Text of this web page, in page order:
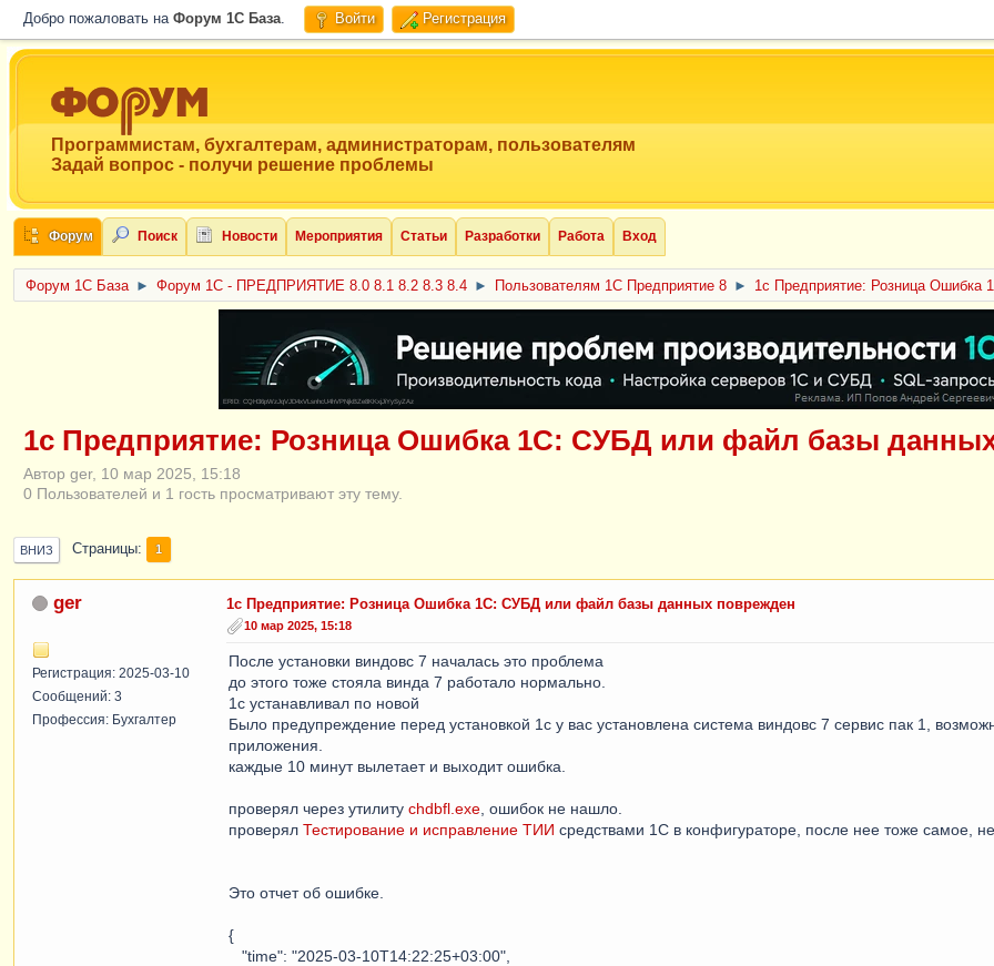
Добро пожаловать на Форум 1C База. Войти Регистрация
Программистам, бухгалтерам, администраторам, пользователям
Задай вопрос - получи решение проблемы
Форум Поиск Новости Мероприятия Статьи Разработки Работа Вход
Форум 1C База ► Форум 1С - ПРЕДПРИЯТИЕ 8.0 8.1 8.2 8.3 8.4 ► Пользователям 1С Предприятие 8 ► 1с Предприятие: Розница
ERID: CQH36pWzJqVJD4xVLsnhcU4hVPNjkBZe8KKxjJiYySyZAz
1с Предприятие: Розница Ошибка 1С: СУБД или файл базы
Автор ger, 10 мар 2025, 15:18
0 Пользователей и 1 гость просматривают эту тему.
ВНИЗ Страницы 1
ger
Регистрация: 2025-03-10
Сообщений: 3
Профессия: Бухгалтер
1с Предприятие: Розница Ошибка 1С: СУБД или файл базы данных поврежден
10 мар 2025, 15:18
После установки виндовс 7 началась это проблема
до этого тоже стояла винда 7 работало нормально.
1с устанавливал по новой
Было предупреждение перед установкой 1с у вас установлена система виндовс 7 сервис пак 1,
приложения.
каждые 10 минут вылетает и выходит ошибка.
проверял через утилиту chdbfl.exe , ошибок не нашло.
проверял Тестирование и исправление ТИИ средствами 1С в конфигураторе, после нее тоже самое,
Это отчет об ошибке.
{
"time": "2025-03-10T14:22:25+03:00",